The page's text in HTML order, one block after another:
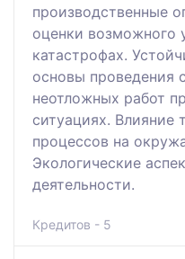
производственные
оценки возможного
катастрофах.
основы проведения
неотложных работ
ситуациях. Влияние
процессов на
Экологические
деятельности.
Кредитов - 5